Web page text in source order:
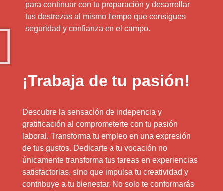
para continuar con tu preparación y desarrollar
tus destrezas al mismo tiempo que consigues
seguridad y confianza en el campo.
¡Trabaja de tu pasión!
Descubre la sensación de indepencia y
gratificación al comprometerte con tu pasión
laboral. Transforma tu empleo en una expresión
de tus gustos. Dedicarte a tu vocación no
únicamente transforma tus tareas en experiencias
satisfactorias, sino que impulsa tu creatividad y
contribuye a tu bienestar. No solo te conformarás